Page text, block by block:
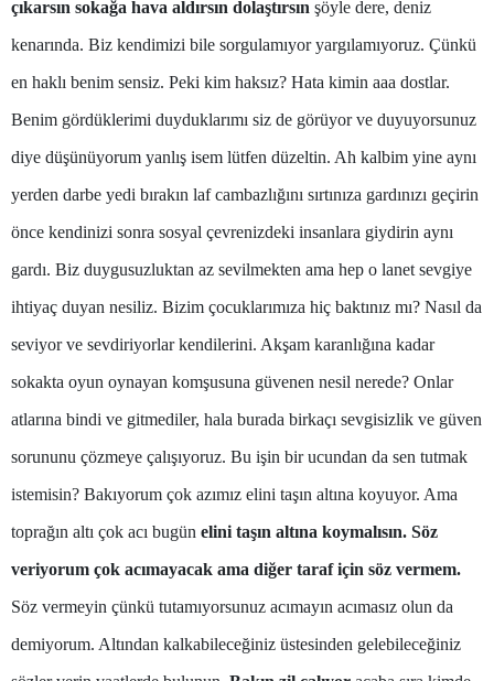
Kırşehir
Kocaeli
Konya
Malatya
Manisa
Kahramanmaraş
Mardin
Muş
Nevşehir
Niğde
Ordu
Sakarya
çıkarsın sokağa hava aldırsın dolaştırsın şöyle dere, deniz
kenarında. Biz kendimizi bile sorgulamıyor yargılamıyoruz. Çünkü
en haklı benim sensiz. Peki kim haksız? Hata kimin aaa dostlar.
Benim gördüklerimi duyduklarımı siz de görüyor ve duyuyorsunuz
diye düşünüyorum yanlış isem lütfen düzeltin. Ah kalbim yine aynı
yerden darbe yedi bırakın laf cambazlığını sırtınıza gardınızı geçirin
önce kendinizi sonra sosyal çevrenizdeki insanlara giydirin aynı
gardı. Biz duygusuzluktan az sevilmekten ama hep o lanet sevgiye
ihtiyaç duyan nesiliz. Bizim çocuklarımıza hiç baktınız mı? Nasıl da
seviyor ve sevdiriyorlar kendilerini. Akşam karanlığına kadar
sokakta oyun oynayan komşusuna güvenen nesil nerede? Onlar
atlarına bindi ve gitmediler, hala burada birkaçı sevgisizlik ve güven
sorununu çözmeye çalışıyoruz. Bu işin bir ucundan da sen tutmak
istemisin? Bakıyorum çok azımız elini taşın altına koyuyor. Ama
toprağın altı çok acı bugün elini taşın altına koymalısın. Söz
veriyorum çok acımayacak ama diğer taraf için söz vermem.
Söz vermeyin çünkü tutamıyorsunuz acımayın acımasız olun da
demiyorum. Altından kalkabileceğiniz üstesinden gelebileceğiniz